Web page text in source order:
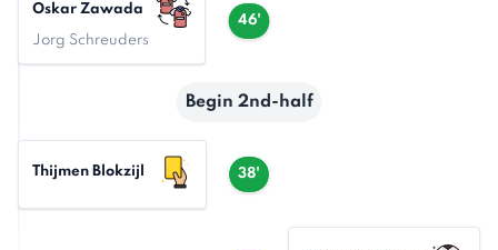
46'
Oskar Zawada
Jorg Schreuders
Begin 2nd-half
38'
Thijmen Blokzijl